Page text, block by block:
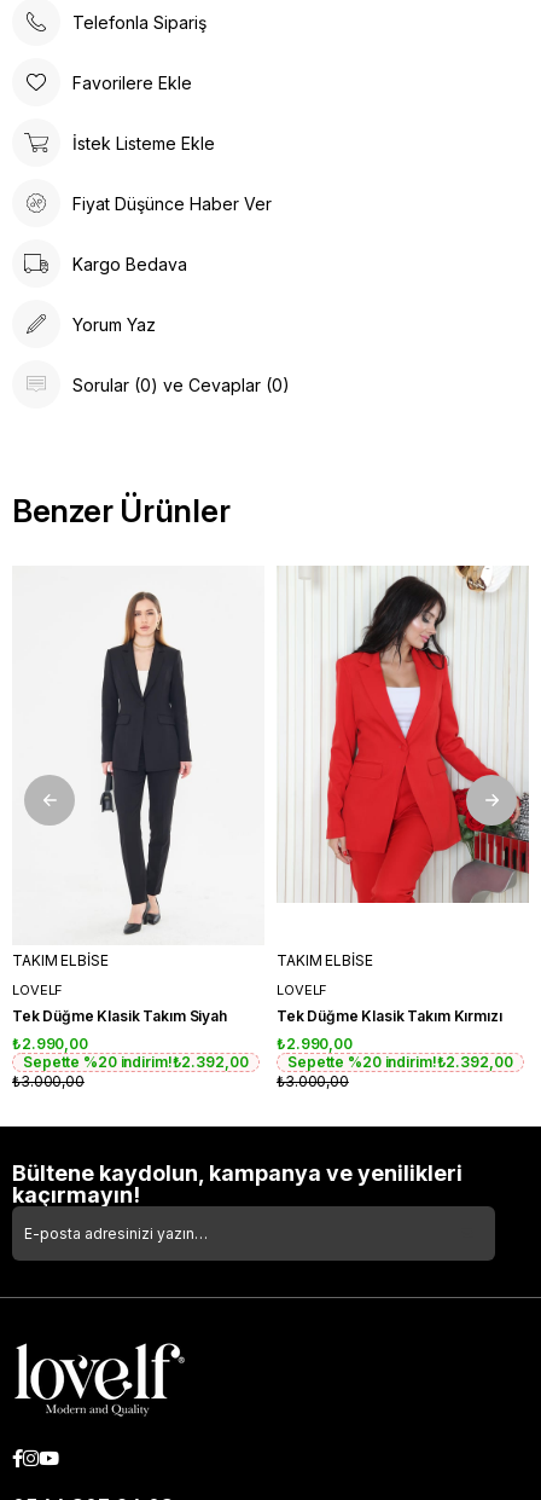
Telefonla Sipariş
Favorilere Ekle
İstek Listeme Ekle
Fiyat Düşünce Haber Ver
Kargo Bedava
Yorum Yaz
Sorular (0) ve Cevaplar (0)
Benzer Ürünler
TAKIM ELBİSE
LOVELF
Tek Düğme Klasik Takım Siyah
₺2.990,00
Sepette %20 indirim!₺2.392,00
₺3.000,00
TAKIM ELBİSE
LOVELF
Tek Düğme Klasik Takım Kırmızı
₺2.990,00
Sepette %20 indirim!₺2.392,00
₺3.000,00
Bültene kaydolun, kampanya ve yenilikleri
kaçırmayın!